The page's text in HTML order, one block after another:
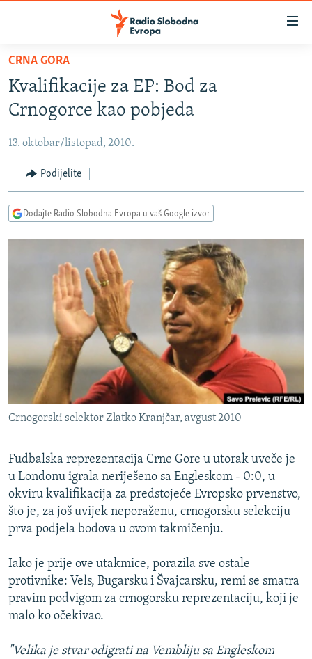
Pređite
glavni
sadržaj
na
navigaciju
Pređite
na
VIJESTI
BOSNA I HERCEGOVINA
KOSOVO
CRNA GORA
VIDEO
INFOGRAFIKE
PODCASTI
KINA NA BALKANU
RSE PRIČE IZ SVIJETA
ISPRIČAJ MI
DNEVNO@RSE
SPECIJALI RSE
VIŠE OD NASLOVA
GENOCID U SREBRENICI
POPLAVE I KLIZIŠTA U BIH 2024.
TV LIBERTY
POST SCRIPTUM
MOJA EVROPA
SVE KARTE DEJTONA
NASTANAK I RASPAD JUGOSLAVIJE
PRATITE NAS
Sve RFE/RL stranice
CRNA GORA
Kvalifikacije za EP: Bod za
Crnogorce kao pobjeda
13. oktobar/listopad, 2010.
Podijelite
Dodajte Radio Slobodna Evropa u vaš Google izvor
Crnogorski selektor Zlatko Kranjčar, avgust 2010
Fudbalska reprezentacija Crne Gore u utorak uveče je
u Londonu igrala neriješeno sa Engleskom - 0:0, u
okviru kvalifikacija za predstojeće Evropsko prvenstvo,
što je, za još uvijek neporaženu, crnogorsku selekciju
prva podjela bodova u ovom takmičenju.
Iako je prije ove utakmice, porazila sve ostale
protivnike: Vels, Bugarsku i Švajcarsku, remi se smatra
pravim podvigom za crnogorsku reprezentaciju, koji je
malo ko očekivao.
"Velika je stvar odigrati na Vembliju sa Engleskom